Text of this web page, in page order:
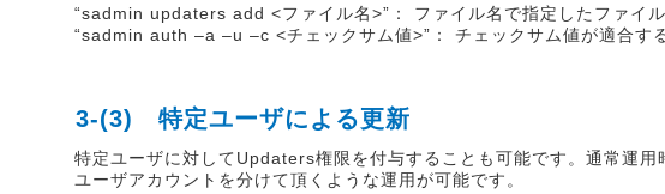
“sadmin updaters add <ファイル名>”： ファイル名で指定したファイ
“sadmin auth –a –u –c <チェックサム値>”： チェックサム値が適合す
3-(3) 特定ユーザによる更新
特定ユーザに対してUpdaters権限を付与することも可能です。通常運用
ユーザアカウントを分けて頂くような運用が可能です。